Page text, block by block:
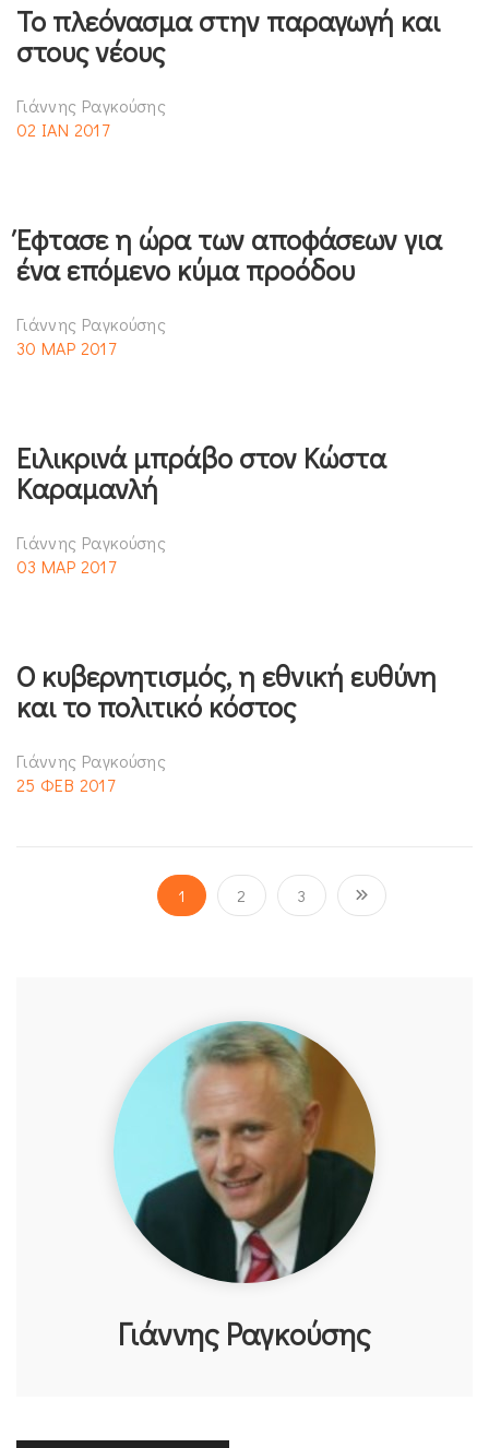
Το πλεόνασμα στην παραγωγή και
στους νέους
Γιάννης Ραγκούσης
02 ΙΑΝ 2017
Έφτασε η ώρα των αποφάσεων για
ένα επόμενο κύμα προόδου
Γιάννης Ραγκούσης
30 ΜΑΡ 2017
Ειλικρινά μπράβο στον Κώστα
Καραμανλή
Γιάννης Ραγκούσης
03 ΜΑΡ 2017
Ο κυβερνητισμός, η εθνική ευθύνη
και το πολιτικό κόστος
Γιάννης Ραγκούσης
25 ΦΕΒ 2017
1 2 3
Γιάννης Ραγκούσης